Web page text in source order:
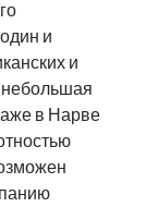
и
и
небольшая
в Нарве